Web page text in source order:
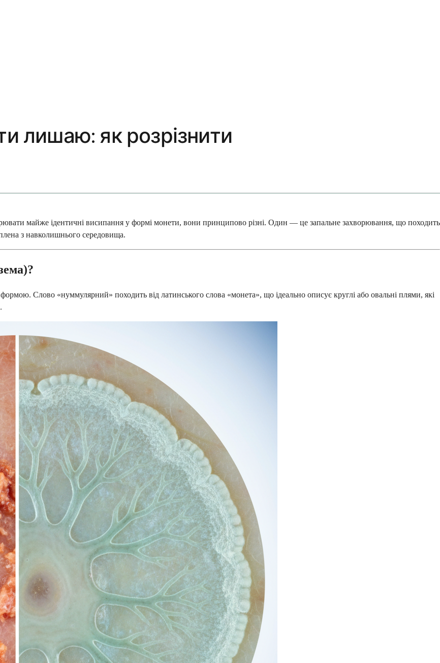
лишаю: як розрізнити
майже ідентичні висипання у формі монети, вони принципово різні. Один — це запальне захворювання, що походить
з навколишнього середовища.
Слово «нуммулярний» походить від латинського слова «монета», що ідеально описує круглі або овальні плями, які